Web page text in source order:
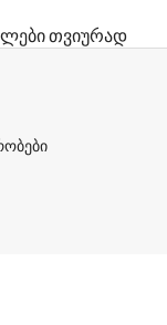
თვიურად